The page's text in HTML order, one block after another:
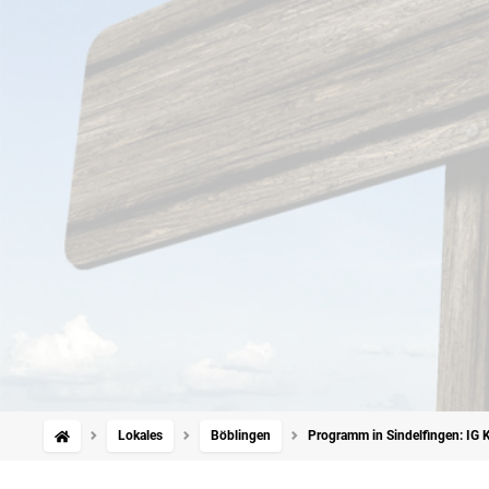
Lokales Böblingen Programm in Sindelfingen: IG